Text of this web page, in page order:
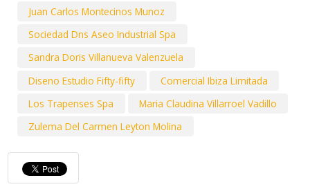
Juan Carlos Montecinos Munoz
Sociedad Dns Aseo Industrial Spa
Sandra Doris Villanueva Valenzuela
Diseno Estudio Fifty-fifty
Comercial Ibiza Limitada
Los Trapenses Spa
Maria Claudina Villarroel Vadillo
Zulema Del Carmen Leyton Molina